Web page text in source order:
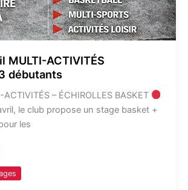
MULTI-ACTIVITÉS
débutants
ACTIVITÉS – ÉCHIROLLES BASKET
le club propose un stage basket +
les